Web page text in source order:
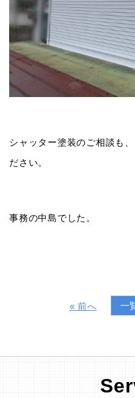
シャッター塗装のご相談も
ださい。
事務の中島でした。
« 前へ 一